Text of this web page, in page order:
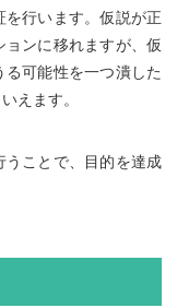
行います。仮説が正
ョンに移れますが、仮
可能性を一つ潰した
えます。
うことで、目的を達成